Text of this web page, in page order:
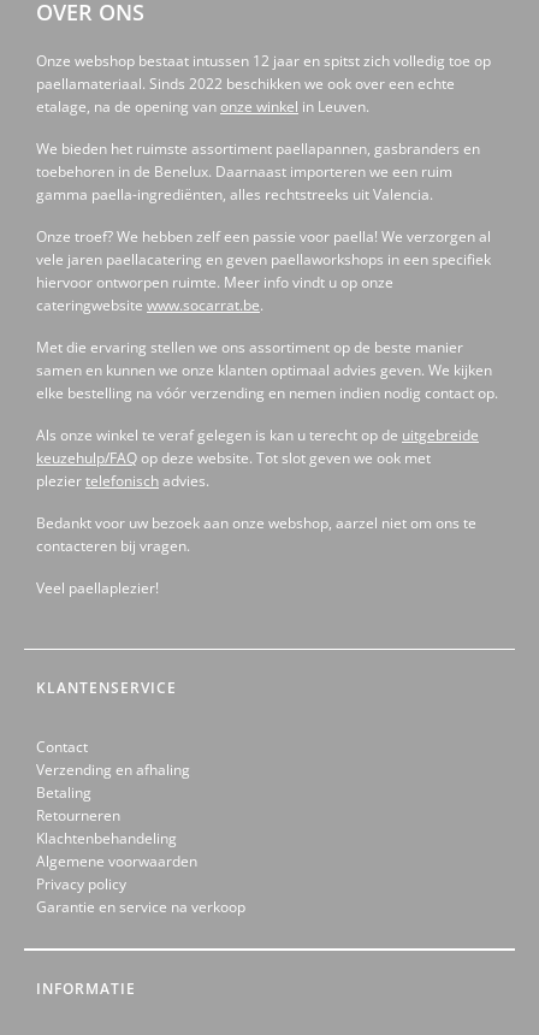
OVER ONS
Onze webshop bestaat intussen 12 jaar en spitst zich volledig toe op
paellamateriaal. Sinds 2022 beschikken we ook over een echte
etalage, na de opening vanonze winkel in Leuven.
We bieden het ruimste assortiment paellapannen, gasbranders en
toebehoren in de Benelux. Daarnaast importeren we een ruim
gamma paella-ingrediënten, alles rechtstreeks uit Valencia.
Onze troef? We hebben zelf een passie voor paella! We verzorgen al
vele jaren paellacatering en geven paellaworkshops in een specifiek
hiervoor ontworpen ruimte. Meer info vindt u op onze
cateringwebsite www.socarrat.be.
Met die ervaring stellen we ons assortiment op de beste manier
samen en kunnen we onze klanten optimaal advies geven. We kijken
elke bestelling na vóór verzending en nemen indien nodig contact op.
Als onze winkel te veraf gelegen is kan u terecht op de uitgebreide
keuzehulp/FAQop deze website. Tot slot geven we ook met
pleziertelefonischadvies.
Bedankt voor uw bezoek aan onze webshop, aarzel niet om ons te
contacteren bij vragen.
Veel paellaplezier!
KLANTENSERVICE
Contact
Verzending en afhaling
Betaling
Retourneren
Klachtenbehandeling
Algemene voorwaarden
Privacy policy
Garantie en service na verkoop
INFORMATIE